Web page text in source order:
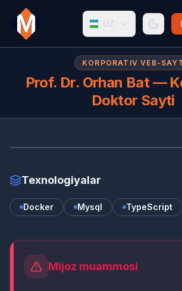
UZ
KORPORATIV VEB-
Prof. Dr. Orhan Bat —
Doktor Sayti
PR
Texnologiyalar
Docker Mysql TypeScript
Mijoz muammosi